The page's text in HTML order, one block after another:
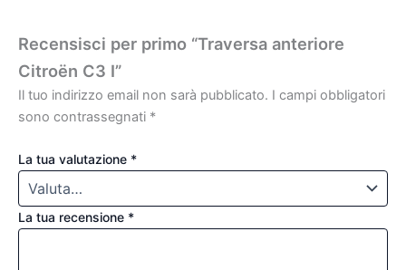
Recensisci per primo “Traversa anteriore
Citroën C3 I”
Il tuo indirizzo email non sarà pubblicato. I campi obbligatori
sono contrassegnati *
La tua valutazione *
La tua recensione *